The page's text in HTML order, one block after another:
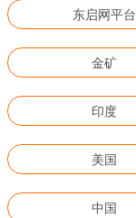
东启网平台
金矿
印度
美国
中国